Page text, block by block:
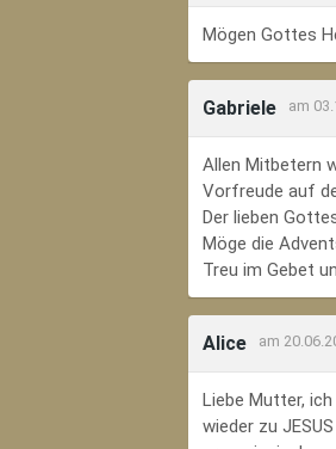
Mögen Gottes
Gabriele am
Allen Mitbetern
Vorfreude auf
Der lieben
Möge die
Treu im Gebet
Alice am
Liebe Mutter,
wieder zu